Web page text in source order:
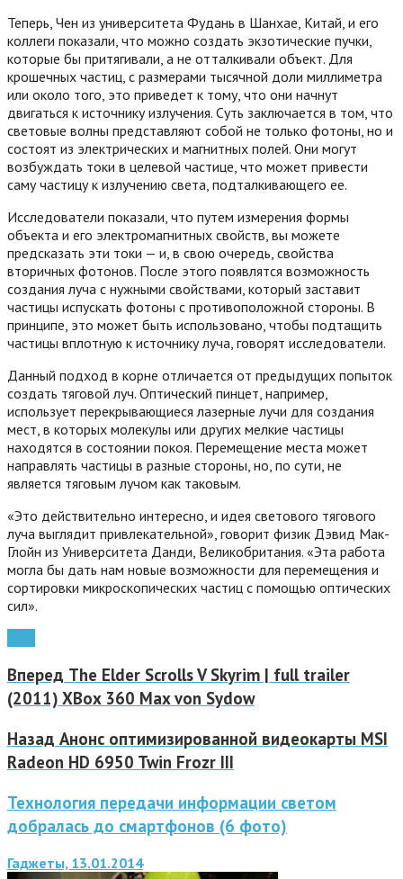
Теперь, Чен из университета Фудань в Шанхае, Китай, и его
коллеги показали, что можно создать экзотические пучки,
которые бы притягивали, а не отталкивали объект. Для
крошечных частиц, с размерами тысячной доли миллиметра
или около того, это приведет к тому, что они начнут
двигаться к источнику излучения. Суть заключается в том, что
световые волны представляют собой не только фотоны, но и
состоят из электрических и магнитных полей. Они могут
возбуждать токи в целевой частице, что может привести
саму частицу к излучению света, подталкивающего ее.
Исследователи показали, что путем измерения формы
объекта и его электромагнитных свойств, вы можете
предсказать эти токи — и, в свою очередь, свойства
вторичных фотонов. После этого появлятся возможность
создания луча с нужными свойствами, который заставит
частицы испускать фотоны с противоположной стороны. В
принципе, это может быть использовано, чтобы подтащить
частицы вплотную к источнику луча, говорят исследователи.
Данный подход в корне отличается от предыдущих попыток
создать тяговой луч. Оптический пинцет, например,
использует перекрывающиеся лазерные лучи для создания
мест, в которых молекулы или других мелкие частицы
находятся в состоянии покоя. Перемещение места может
направлять частицы в разные стороны, но, по сути, не
является тяговым лучом как таковым.
«Это действительно интересно, и идея светового тягового
луча выглядит привлекательной», говорит физик Дэвид Мак-
Глойн из Университета Данди, Великобритания. «Эта работа
могла бы дать нам новые возможности для перемещения и
сортировки микроскопических частиц с помощью оптических
сил».
Вперед The Elder Scrolls V Skyrim | full trailer
(2011) XBox 360 Max von Sydow
Назад Анонс оптимизированной видеокарты MSI
Radeon HD 6950 Twin Frozr III
Технология передачи информации светом
добралась до смартфонов (6 фото)
Гаджеты, 13.01.2014